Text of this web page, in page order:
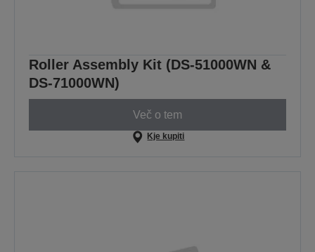
Roller Assembly Kit (DS-51000WN &
DS-71000WN)
Več o tem
Kje kupiti